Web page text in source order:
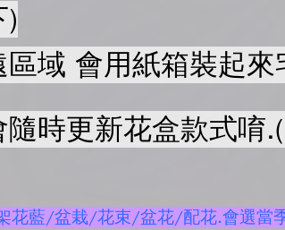
)
域 會用紙箱裝起來
時更新花盒款式唷
花藍/盆栽/花束/盆花/配花.會選當